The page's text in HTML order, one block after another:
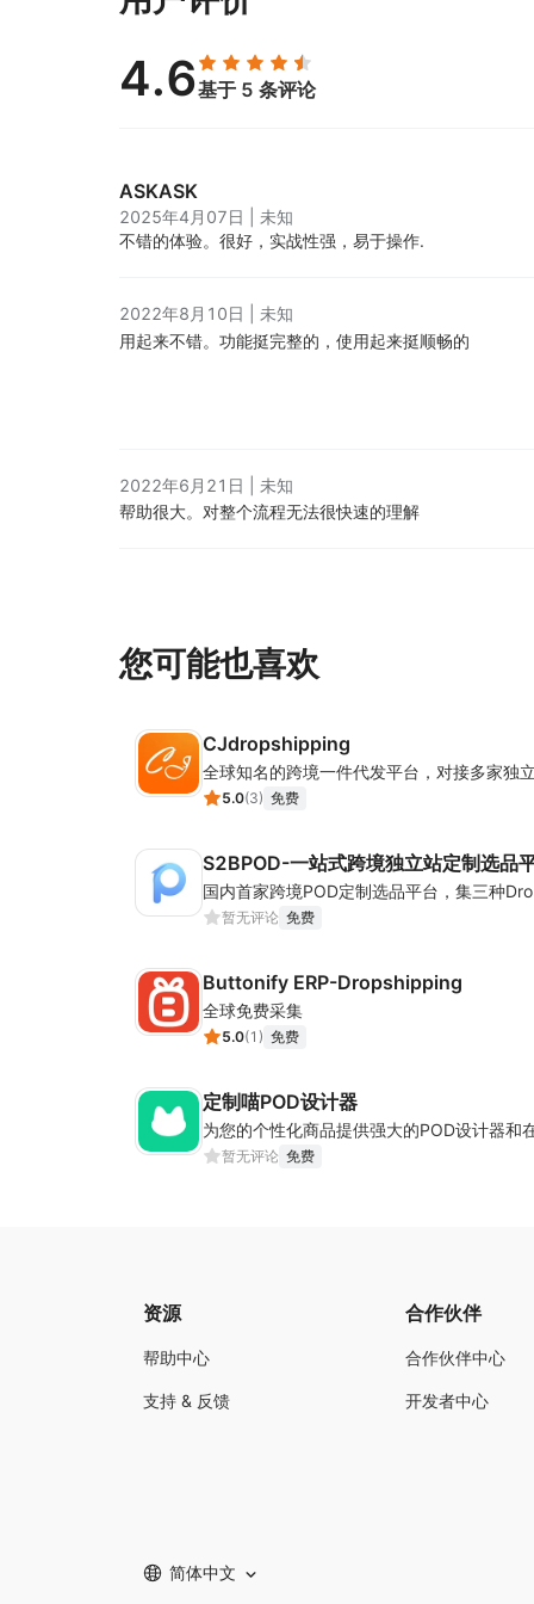
4.6基于 5 条评论
ASKASK
2025年4月07日
未知
不错的体验。 很好，实战性强，易于操作.
2022年8月10日
未知
用起来不错。 功能挺完整的，使用起来挺顺畅的
2022年6月21日
未知
帮助很大。 对整个流程无法很快速的理解
您可能也喜欢
CJdropshipping
5.0(3) 免费
S2BPOD-一站式跨境独立站定制选品
暂无评论 免费
Buttonify ERP-Dropshipping
全球免费采集
5.0(1 ) 免费
定制喵POD设计器
为您的个性化商品提供强大的POD设计器和
暂无评论 免费
资源
帮助中心
支持 & 反馈
合作伙伴
合作伙伴中心
开发者中心
简体中文